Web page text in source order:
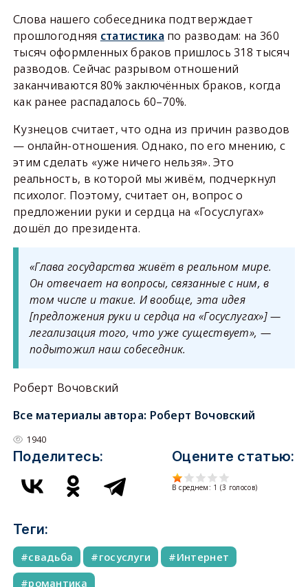
Слова нашего собеседника подтверждает
прошлогодняя статистика по разводам: на 360
тысяч оформленных браков пришлось 318 тысяч
разводов. Сейчас разрывом отношений
заканчиваются 80% заключённых браков, когда
как ранее распадалось 60–70%.
Кузнецов считает, что одна из причин разводов
— онлайн-отношения. Однако, по его мнению, с
этим сделать «уже ничего нельзя». Это
реальность, в которой мы живём, подчеркнул
психолог. Поэтому, считает он, вопрос о
предложении руки и сердца на «Госуслугах»
дошёл до президента.
«Глава государства живёт в реальном мире.
Он отвечает на вопросы, связанные с ним, в
том числе и такие. И вообще, эта идея
[предложения руки и сердца на «Госуслугах»] —
легализация того, что уже существует», —
подытожил наш собеседник.
Роберт Вочовский
Все материалы автора: Роберт Вочовский
1940
Поделитесь: Оцените статью:
В среднем: 1 (3 голосов)
Теги:
свадьба госуслуги
Интернет
романтика